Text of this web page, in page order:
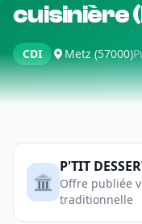
cuisinière
CDI Metz (57000)
🏛️
P'TIT
Offre publiée
traditionnelle